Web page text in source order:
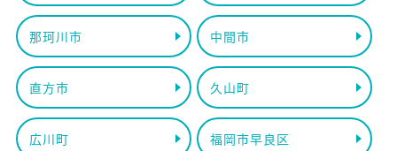
那珂川市 中間市
直方市 久山町
広川町 福岡市早良区